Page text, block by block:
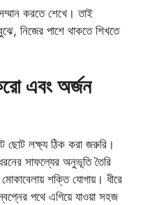
করতে শেখে। তাই
নিজের পাশে থাকতে শিখতে
এবং অর্জন
ছোট লক্ষ্য ঠিক করা জরুরি।
সাফল্যের অনুভূতি তৈরি
শক্তি যোগায়। ধীরে
পথে এগিয়ে যাওয়া সহজ